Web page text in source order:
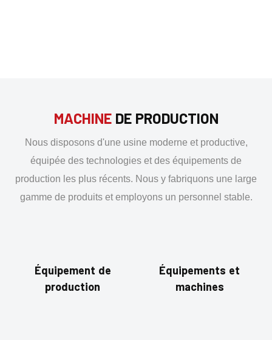
MACHINEDE PRODUCTION
Nous disposons d'une usine moderne et productive,
équipée des technologies et des équipements de
production les plus récents. Nous y fabriquons une large
gamme de produits et employons un personnel stable.
Équipement de
production
Équipements et
machines